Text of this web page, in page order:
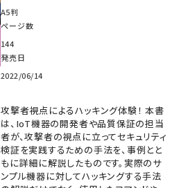
A5判
ページ数
144
発売日
2022/06/14
攻撃者視点によるハッキング体験！ 本書
は、IoT機器の開発者や品質保証の担当
者が、攻撃者の視点に立ってセキュリティ
検証を実践するための手法を、事例とと
もに詳細に解説したものです。実際のサ
ンプル機器に対してハッキングする手法